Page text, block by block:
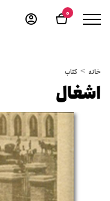
0
خانه کتاب
اشغال